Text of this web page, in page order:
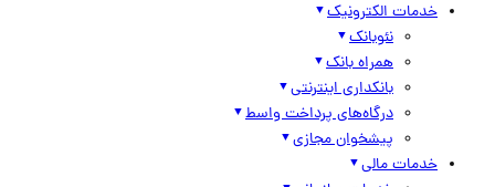
خدمات الکترونیک
نئوبانک
همراه بانک
بانکداری اینترنتی
درگاه‌های پرداخت واسط
پیشخوان مجازی
خدمات مالی